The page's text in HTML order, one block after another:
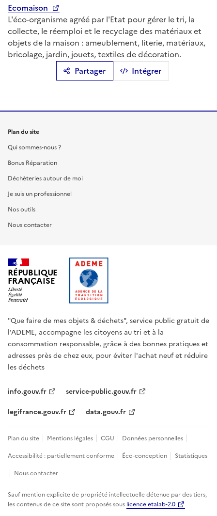
Partager Intégrer
Ecomaison
L'éco-organisme agréé par l'Etat pour gérer le tri, la
collecte, le réemploi et le recyclage des matériaux et
objets de la maison : ameublement, literie, matériaux,
bricolage, jardin, jouets, textiles de décoration.
Plan du site
Qui sommes-nous ?
Bonus Réparation
Déchèteries autour de moi
Je suis un professionnel
Nos outils
Nous contacter
RÉPUBLIQUE
FRANÇAISE
"Que faire de mes objets & déchets", service public gratuit de
l'ADEME, accompagne les citoyens au tri et à la
consommation responsable, grâce à des bonnes pratiques et
adresses près de chez eux, pour éviter l'achat neuf et réduire
les déchets
info.gouv.fr
service-public.gouv.fr
legifrance.gouv.fr
data.gouv.fr
Plan du site Mentions légales CGU
Données personnelles
Accessibilité : partiellement conforme
Éco-conception
Statistiques
Nous contacter
Sauf mention explicite de propriété intellectuelle détenue par des tiers,
les contenus de ce site sont proposés sous licence etalab-2.0